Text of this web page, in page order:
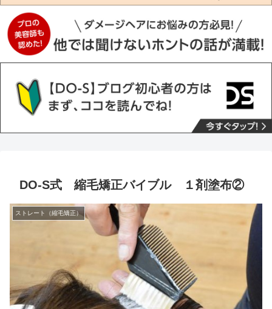
DO-S式 縮毛矯正バイブル １剤塗布②
ストレート（縮毛矯正）